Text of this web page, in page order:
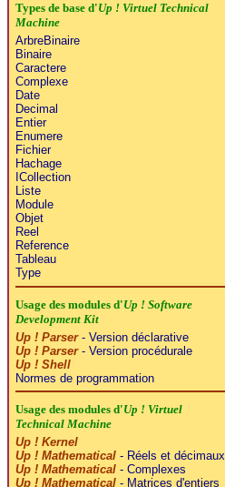
Types de base d'Up ! Virtuel Technical
Machine
ArbreBinaire
Binaire
Caractere
Complexe
Date
Decimal
Entier
Enumere
Fichier
Hachage
ICollection
Liste
Module
Objet
Reel
Reference
Tableau
Type
Usage des modules d'Up ! Software
Development Kit
Up ! Parser- Version déclarative
Up ! Parser- Version procédurale
Up ! Shell
Normes de programmation
Usage des modules d'Up ! Virtuel
Technical Machine
Up ! Kernel
Up ! Mathematical- Réels et décimaux
Up ! Mathematical- Complexes
Up ! Mathematical- Matrices d'entiers